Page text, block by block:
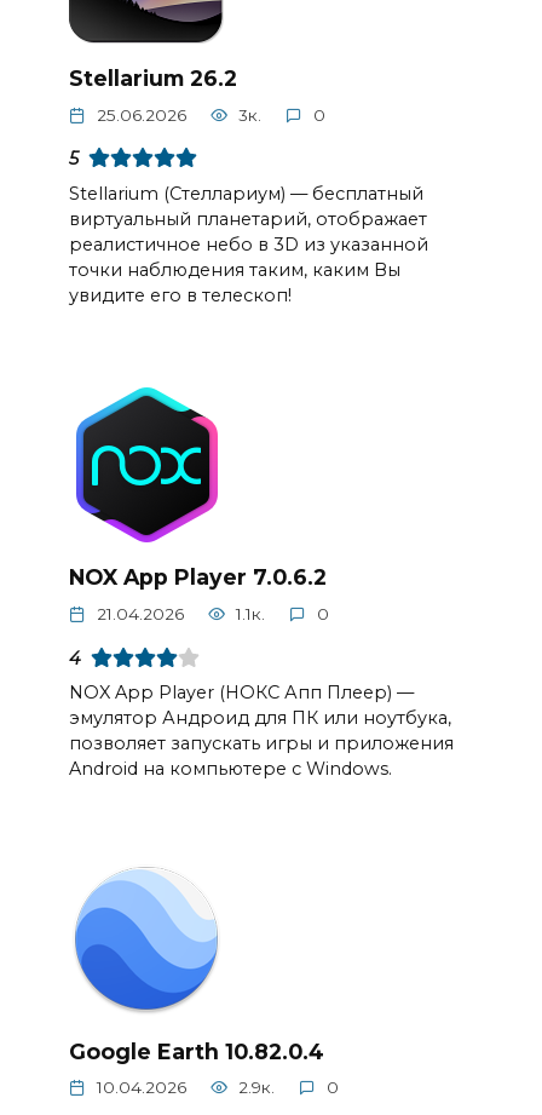
Stellarium 26.2
25.06.2026 3к. 0
5
Stellarium (Стеллариум) — бесплатный
виртуальный планетарий, отображает
реалистичное небо в 3D из указанной
точки наблюдения таким, каким Вы
увидите его в телескоп!
NOX App Player 7.0.6.2
21.04.2026 1.1к. 0
4
NOX App Player (НОКС Апп Плеер) —
эмулятор Андроид для ПК или ноутбука,
позволяет запускать игры и приложения
Android на компьютере с Windows.
Google Earth 10.82.0.4
10.04.2026 2.9к. 0